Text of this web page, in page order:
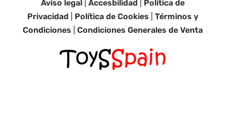
Aviso legal |Accesbilidad
Política de
Privacidad
Política de Cookies |Términos y
Condiciones |Condiciones Generales de Venta